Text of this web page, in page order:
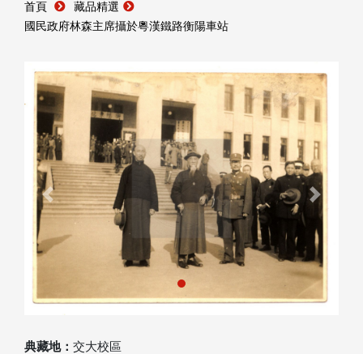
藏品清單全覽
管理者登入
首頁
藏品精選
國民政府林森主席攝於粵漢鐵路衡陽車站
典藏地： 交大校區
Previous Next